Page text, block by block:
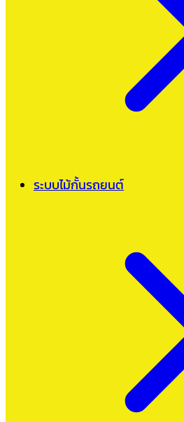
ระบบไม้กั้นรถยนต์